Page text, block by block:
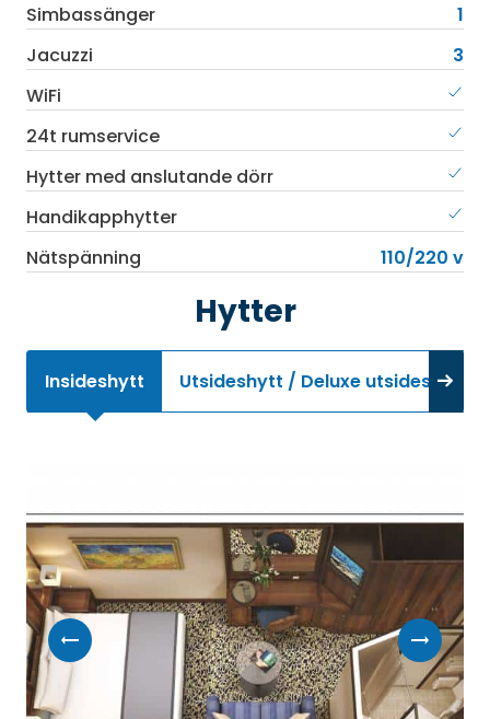
Simbassänger
1
Jacuzzi
3
WiFi
24t rumservice
Hytter med anslutande dörr
Handikapphytter
Nätspänning
110/220 v
Hytter
Insideshytt Utsideshytt / Deluxe utsideshytt